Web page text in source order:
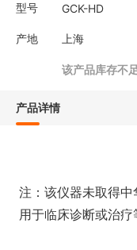
型号 GCK-HD
产地 上海
该产品库存不
产品详情
注：该仪器未取得
用于临床诊断或治疗